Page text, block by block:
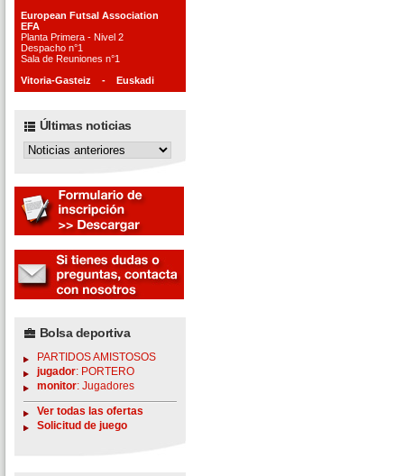
European Futsal Association
EFA
Planta Primera - Nivel 2
Despacho n°1
Sala de Reuniones n°1
Vitoria-Gasteiz - Euskadi
Últimas noticias
Bolsa deportiva
PARTIDOS AMISTOSOS
jugador: PORTERO
monitor: Jugadores
Ver todas las ofertas
Solicitud de juego